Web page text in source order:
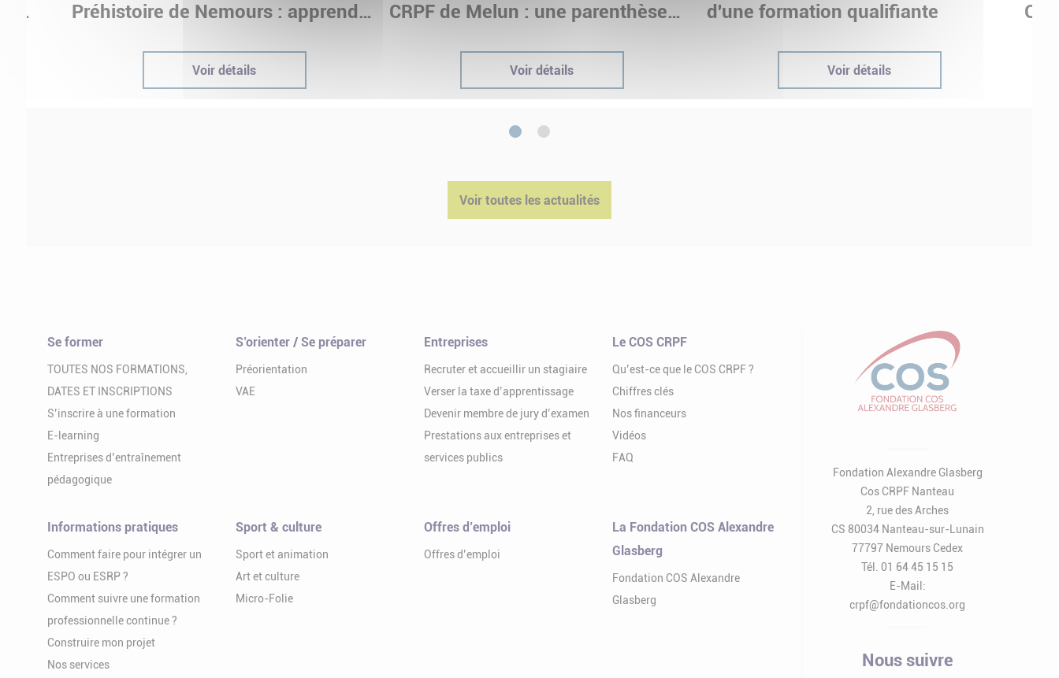
Préhistoire de Nemours : apprendre
Voir détails
CRPF de Melun : une parenthèse
Voir détails
d'une formation qualifiante
Voir détails
Voir toutes les actualités
Se former
TOUTES NOS FORMATIONS,
DATES ET INSCRIPTIONS
S’inscrire à une formation
E-learning
Entreprises d’entraînement
pédagogique
S’orienter / Se préparer
Préorientation
VAE
Entreprises
Recruter et accueillir un stagiaire
Verser la taxe d’apprentissage
Devenir membre de jury d’examen
Prestations aux entreprises et
services publics
Le COS CRPF
Qu’est-ce que le COS CRPF ?
Chiffres clés
Nos financeurs
Vidéos
FAQ
Informations pratiques
Comment faire pour intégrer un
ESPO ou ESRP ?
Comment suivre une formation
professionnelle continue ?
Construire mon projet
Nos services
Sport & culture
Sport et animation
Art et culture
Micro-Folie
Offres d’emploi
Offres d’emploi
La Fondation COS Alexandre
Glasberg
Fondation COS Alexandre
Glasberg
Fondation Alexandre Glasberg
Cos CRPF Nanteau
2, rue des Arches
CS 80034 Nanteau-sur-Lunain
77797 Nemours Cedex
Tél. 01 64 45 15 15
E-Mail:
crpf@fondationcos.org
Nous suivre